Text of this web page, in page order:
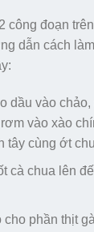
công đoạn
dẫn cách
dầu vào
vào xào
tây cùng ớt
cà chua lên
cho phần thịt